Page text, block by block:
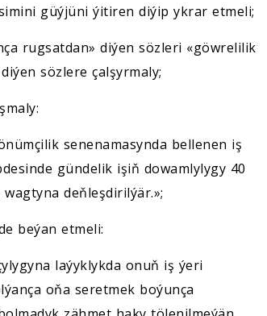
güýjüni ýitiren diýip ykrar etmeli;
rugsatdan» diýen sözleri «göwrelilik
sözlere çalşyrmaly;
senenamasynda bellenen iş
gündelik işiň dowamlylygy 40
deňleşdirilýär.»;
beýan etmeli:
laýyklykda onuň iş ýeri
oňa seretmek boýunça